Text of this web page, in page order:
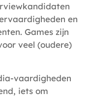
en
Games zijn
veel (oudere)
vaardigheden
iets om